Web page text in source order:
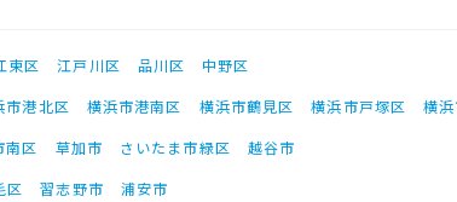
東区 江戸川区 品川区
中野区
市港北区 横浜市港南区 横浜市鶴見区 横浜市戸塚区
横
南区 草加市 さいたま市緑区
越谷市
区 習志野市 浦安市